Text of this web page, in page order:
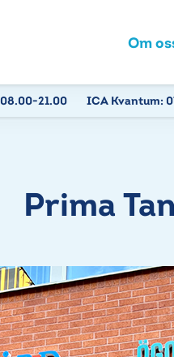
Om
08.00-21.00 ICA Kvantum:
Prima